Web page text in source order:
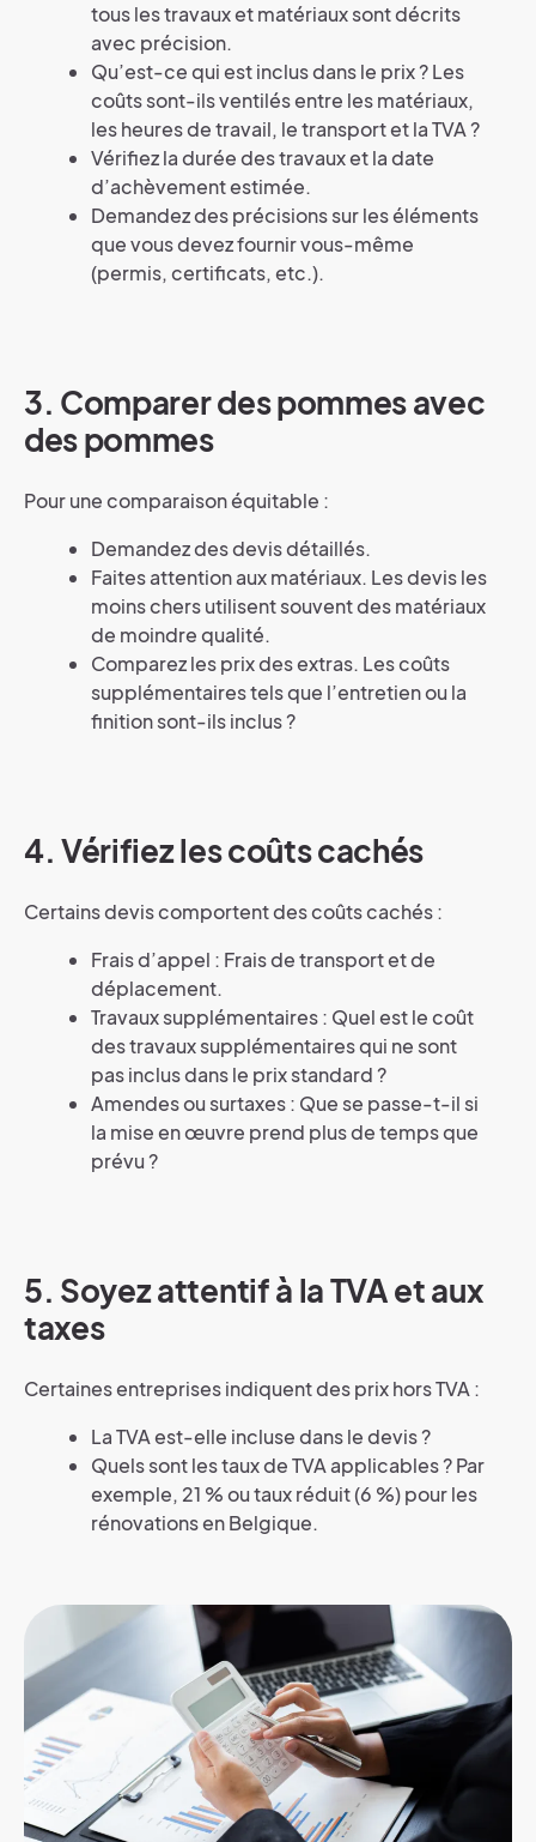
tous les travaux et matériaux sont décrits
avec précision.
Qu’est-ce qui est inclus dans le prix ? Les
coûts sont-ils ventilés entre les matériaux,
les heures de travail, le transport et la TVA ?
Vérifiez la durée des travaux et la date
d’achèvement estimée.
Demandez des précisions sur les éléments
que vous devez fournir vous-même
(permis, certificats, etc.).
3. Comparer des pommes avec
des pommes
Pour une comparaison équitable :
Demandez des devis détaillés.
Faites attention aux matériaux. Les devis les
moins chers utilisent souvent des matériaux
de moindre qualité.
Comparez les prix des extras. Les coûts
supplémentaires tels que l’entretien ou la
finition sont-ils inclus ?
4.Vérifiez les coûts cachés
Certains devis comportent des coûts cachés :
Frais d’appel : Frais de transport et de
déplacement.
Travaux supplémentaires : Quel est le coût
des travaux supplémentaires qui ne sont
pas inclus dans le prix standard ?
Amendes ou surtaxes : Que se passe-t-il si
la mise en œuvre prend plus de temps que
prévu ?
5. Soyez attentif à la TVA et aux
taxes
Certaines entreprises indiquent des prix hors TVA :
La TVA est-elle incluse dans le devis ?
Quels sont les taux de TVA applicables ? Par
exemple, 21 % ou taux réduit (6 %) pour les
rénovations en Belgique.